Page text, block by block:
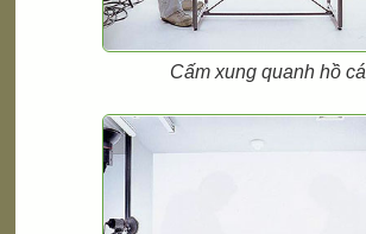
Cấm xung quanh hồ cá